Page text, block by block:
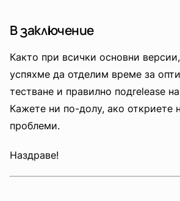
В заключение
Както при всички основни
успяхме да отделим време за
тестване и правилно подrelease
Кажете ни по-долу, ако откриете
проблеми.
Наздраве!